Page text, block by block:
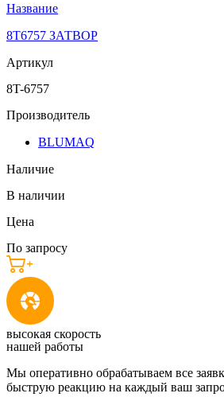
Название
8T6757 ЗАТВОР
Артикул
8T-6757
Производитель
BLUMAQ
Наличие
В наличии
Цена
По запросу
высокая скорость
нашей работы
Мы оперативно обрабатываем все
быструю реакцию на каждый ваш